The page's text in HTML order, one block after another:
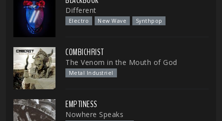
Different
Electro New Wave Synthpop
COMBICHRIST
The Venom in the Mouth of God
Metal Industriel
EMPTINESS
Nowhere Speaks